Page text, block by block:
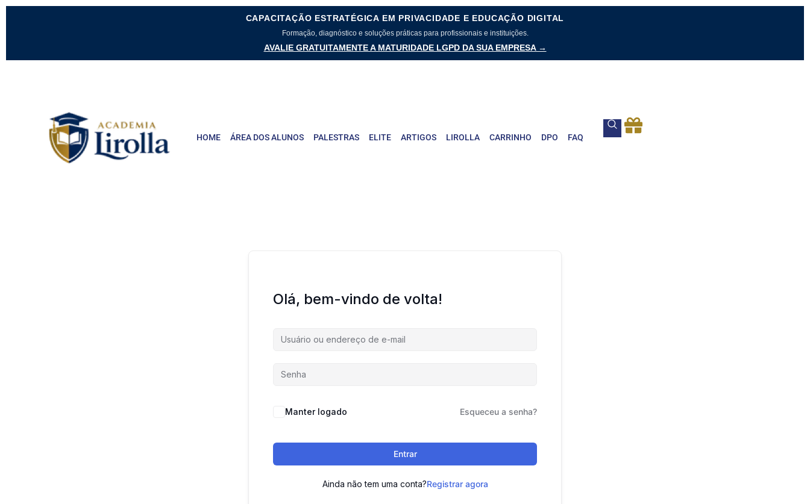
CAPACITAÇÃO ESTRATÉGICA EM PRIVACIDADE E EDUCAÇÃO DIGITAL
Formação, diagnóstico e soluções práticas para profissionais e instituições.
AVALIE GRATUITAMENTE A MATURIDADE LGPD DA SUA EMPRESA →
HOME ÁREA DOS ALUNOS PALESTRAS ELITE ARTIGOS LIROLLA CARRINHO DPO FAQ
Olá, bem-vindo de volta!
Manter logado Esqueceu a senha?
Entrar
Ainda não tem uma conta?Registrar agora